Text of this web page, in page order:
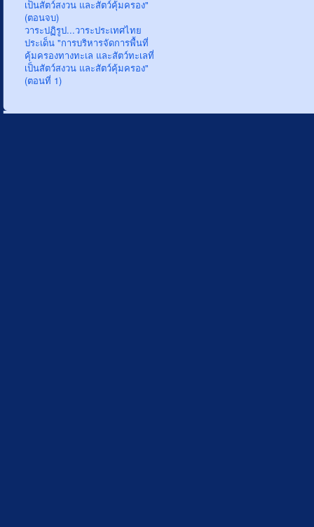
เป็นสัตว์สงวน และสัตว์คุ้มครอง"
(ตอนจบ)
วาระปฏิรูป...วาระประเทศไทย
ประเด็น "การบริหารจัดการพื้นที่
คุ้มครองทางทะเล และสัตว์ทะเลที่
เป็นสัตว์สงวน และสัตว์คุ้มครอง"
(ตอนที่ 1)